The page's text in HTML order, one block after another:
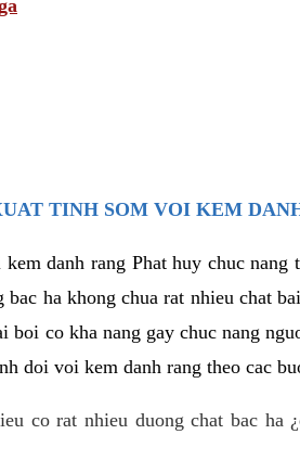
TINH SOM VOI KEM
danh rang Phat huy chuc
ha khong chua rat nhieu chat
boi co kha nang gay chuc nang
doi voi kem danh rang theo cac
co rat nhieu duong chat bac ha